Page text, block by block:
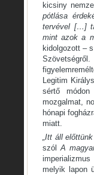
kicsiny
pótlása
tervével […]
mint azok a
kidolgozott –
Legitim
sértő
mozgalmat,
hónapi
miatt.
„Itt áll
szólA
melyik lapon